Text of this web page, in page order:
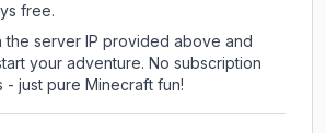
free.
the server IP provided above and
your adventure. No subscription
- just pure Minecraft fun!